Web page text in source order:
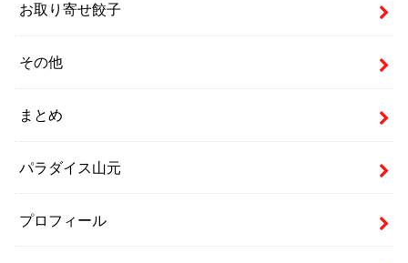
お取り寄せ餃子
その他
まとめ
パラダイス山元
プロフィール